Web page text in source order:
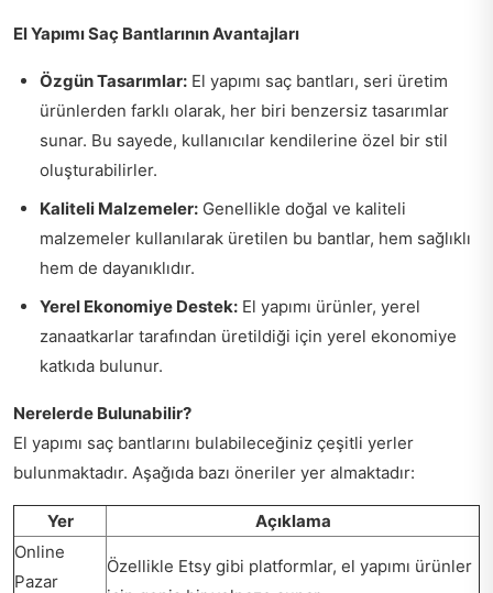
El Yapımı Saç Bantlarının Avantajları
Özgün Tasarımlar: El yapımı saç bantları, seri üretim
ürünlerden farklı olarak, her biri benzersiz tasarımlar
sunar. Bu sayede, kullanıcılar kendilerine özel bir stil
oluşturabilirler.
Kaliteli Malzemeler: Genellikle doğal ve kaliteli
malzemeler kullanılarak üretilen bu bantlar, hem sağlıklı
hem de dayanıklıdır.
Yerel Ekonomiye Destek: El yapımı ürünler, yerel
zanaatkarlar tarafından üretildiği için yerel ekonomiye
katkıda bulunur.
Nerelerde Bulunabilir?
El yapımı saç bantlarını bulabileceğiniz çeşitli yerler
bulunmaktadır. Aşağıda bazı öneriler yer almaktadır:
Yer
Açıklama
Online
Pazar
Özellikle Etsy gibi platformlar, el yapımı ürünler